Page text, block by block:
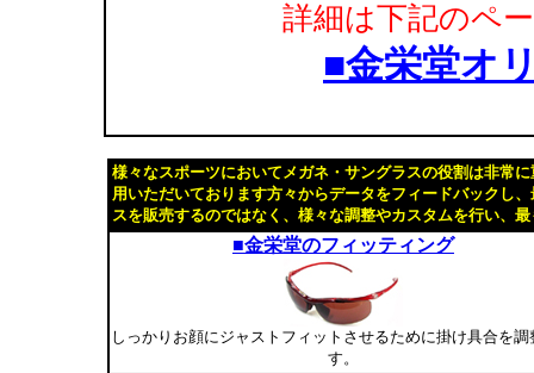
詳細は下記のペ
■金栄堂オ
様々なスポーツにおいてメガネ・サングラスの役割は非常
用いただいております方々からデータをフィードバックし
スを販売するのではなく、様々な調整やカスタムを行い、
■金栄堂のフィッティング
しっかりお顔にジャストフィットさせるために掛け具合を調
す。